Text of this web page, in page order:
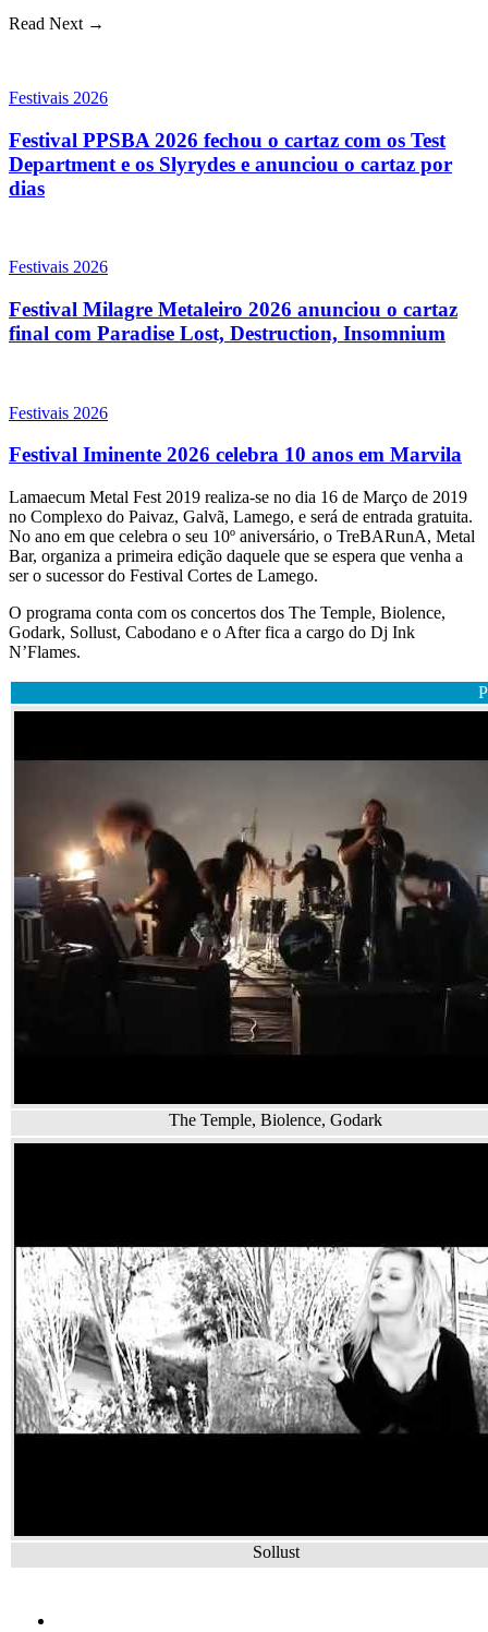
Read Next →
Festivais 2026
Festival PPSBA 2026 fechou o cartaz com os Test
Department e os Slyrydes e anunciou o cartaz por
dias
Festivais 2026
Festival Milagre Metaleiro 2026 anunciou o cartaz
final com Paradise Lost, Destruction, Insomnium
Festivais 2026
Festival Iminente 2026 celebra 10 anos em Marvila
Lamaecum Metal Fest 2019 realiza-se no dia 16 de Março de 2019
no Complexo do Paivaz, Galvã, Lamego, e será de entrada gratuita.
No ano em que celebra o seu 10º aniversário, o TreBARunA, Metal
Bar, organiza a primeira edição daquele que se espera que venha a
ser o sucessor do Festival Cortes de Lamego.
O programa conta com os concertos dos The Temple, Biolence,
Godark, Sollust, Cabodano e o After fica a cargo do Dj Ink
N’Flames.
The Temple, Biolence, Godark
Sollust